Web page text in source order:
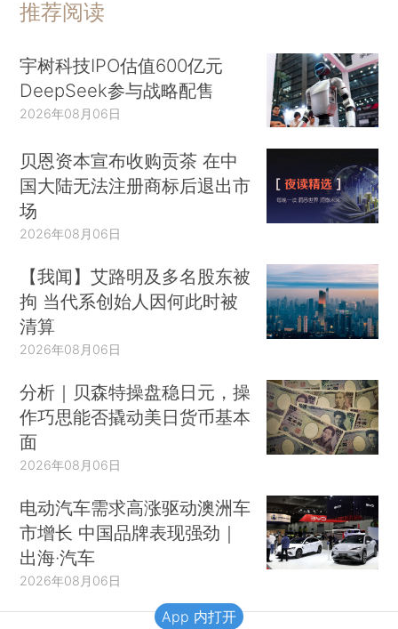
推荐阅读
宇树科技IPO估值600亿元
DeepSeek参与战略配售
2026年08月06日
贝恩资本宣布收购贡茶 在中
国大陆无法注册商标后退出市
场
2026年08月06日
【我闻】艾路明及多名股东被
拘 当代系创始人因何此时被
清算
2026年08月06日
分析｜贝森特操盘稳日元，操
作巧思能否撬动美日货币基本
面
2026年08月06日
电动汽车需求高涨驱动澳洲车
市增长 中国品牌表现强劲｜
出海·汽车
2026年08月06日
App 内打开